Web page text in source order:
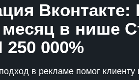
Вконтакте:
в нише
000%
в рекламе помог